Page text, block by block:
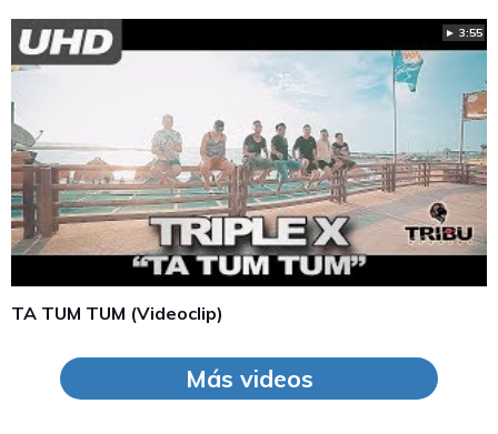
► 3:55
TA TUM TUM (Videoclip)
Más videos